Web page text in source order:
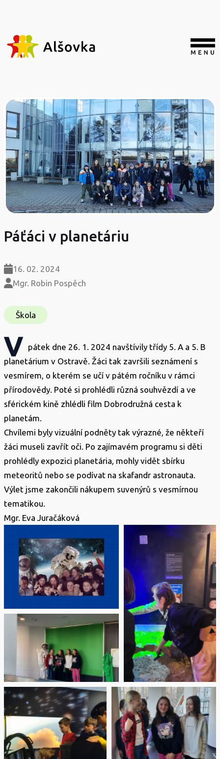
Páťáci v planetáriu
16. 02. 2024
Mgr. Robin Pospěch
Škola
V
pátek dne 26. 1. 2024 navštívily třídy 5. A a 5. B
planetárium v Ostravě. Žáci tak završili seznámení s
vesmírem, o kterém se učí v pátém ročníku v rámci
přírodovědy. Poté si prohlédli různá souhvězdí a ve
sférickém kině zhlédli film Dobrodružná cesta k
planetám.
Chvílemi byly vizuální podněty tak výrazné, že někteří
žáci museli zavřít oči. Po zajímavém programu si děti
prohlédly expozici planetária, mohly vidět sbírku
meteoritů nebo se podívat na skafandr astronauta.
Výlet jsme zakončili nákupem suvenýrů s vesmírnou
tematikou.
Mgr. Eva Juračáková